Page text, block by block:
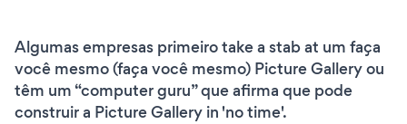
Algumas empresas primeiro take a stab at um faça
você mesmo (faça você mesmo) Picture Gallery ou
têm um “computer guru” que afirma que pode
construir a Picture Gallery in 'no time'.